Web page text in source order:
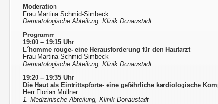
Moderation
Frau Martina Schmid-Simbeck
Dermatologische Abteilung, Klinik Donaustadt
Programm
19:00 – 19:15 Uhr
L´homme rouge- eine Herausforderung für den Hautarzt
Frau Martina Schmid-Simbeck
Dermatologische Abteilung, Klinik Donaustadt
19:20 – 19:35 Uhr
Die Haut als Eintrittspforte- eine gefährliche kardiologische
Herr Florian Müllner
1. Medizinische Abteilung, Klinik Donaustadt